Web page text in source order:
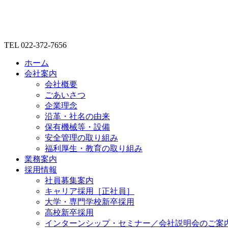
TEL 022-372-7656
ホーム
会社案内
会社概要
ごあいさつ
企業理念
沿革・社名の由来
保有機械等・設備
安全管理の取り組み
福利厚生・教育の取り組み
業務案内
採用情報
社員募集案内
キャリア採用［正社員］
大学・専門学校新卒採用
高校新卒採用
インターンシップ・セミナー／会社説明会のご案